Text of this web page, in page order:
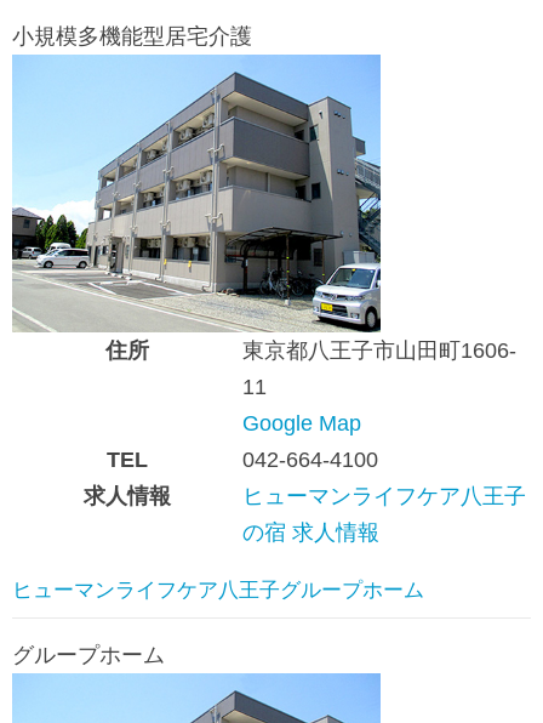
小規模多機能型居宅介護
住所
東京都八王子市山田町1606-
11
Google Map
TEL
042-664-4100
求人情報
ヒューマンライフケア八王子
の宿 求人情報
ヒューマンライフケア八王子グループホーム
グループホーム